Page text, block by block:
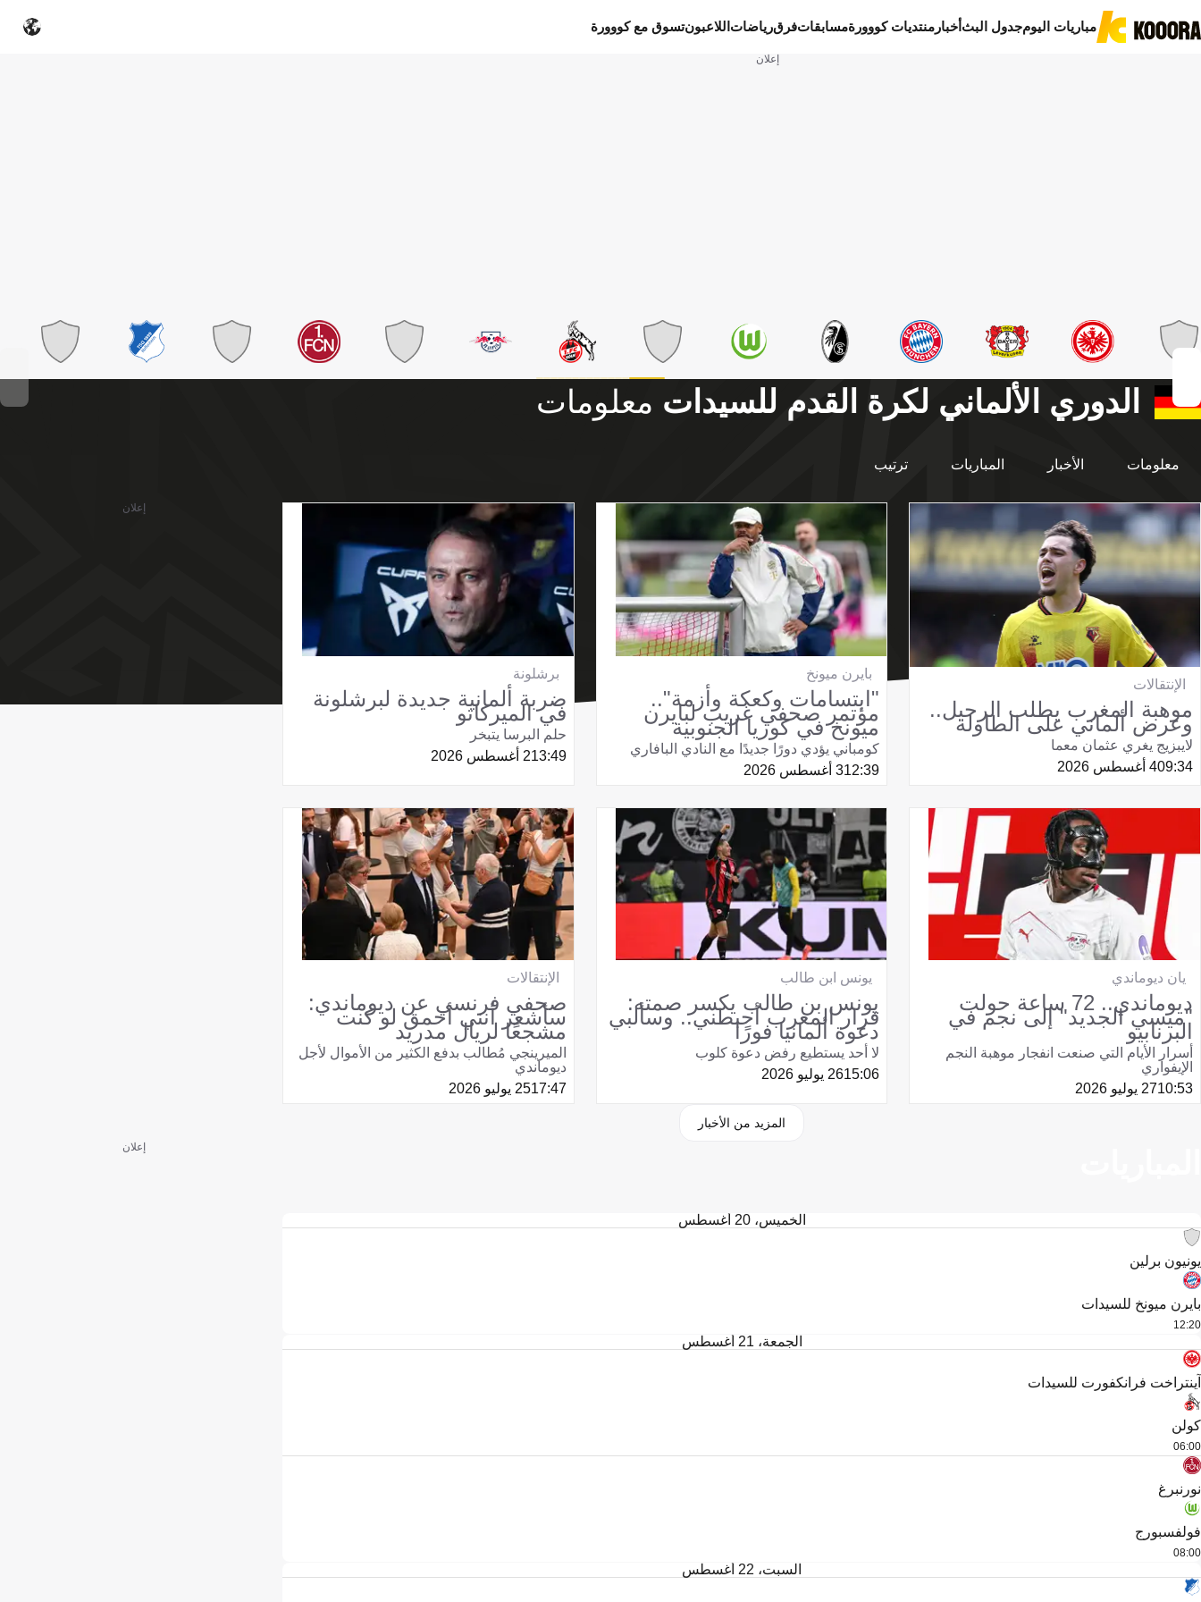
مباريات اليومجدول البثأخبار منتديات كووورةمسابقاتفرقرياضات اللاعبونتسوق مع كووورة
إعلان
الدوري الألماني لكرة القدم للسيدات معلومات
معلومات الأخبار المباريات ترتيب
الإنتقالات
موهبة المغرب يطلب الرحيل..
وعرض ألماني على الطاولة
لايبزيج يغري عثمان معما
09:344 أغسطس 2026
بايرن ميونخ
"ابتسامات وكعكة وأزمة"..
مؤتمر صحفي غريب لبايرن
ميونخ في كوريا الجنوبية
كومباني يؤدي دورًا جديدًا مع النادي البافاري
12:393 أغسطس 2026
برشلونة
ضربة ألمانية جديدة لبرشلونة
في الميركاتو
حلم البرسا يتبخر
13:492 أغسطس 2026
يان ديوماندي
ديوماندي.. 72 ساعة حولت
"ميسي الجديد" إلى نجم في
البرنابيو
أسرار الأيام التي صنعت انفجار موهبة النجم
الإيفواري
10:5327 يوليو 2026
يونس ابن طالب
يونس بن طالب يكسر صمته:
قرار المغرب أحبطني.. وسألبي
دعوة ألمانيا فورًا
لا أحد يستطيع رفض دعوة كلوب
15:0626 يوليو 2026
الإنتقالات
صحفي فرنسي عن ديوماندي:
سأشعر أنني أحمق لو كنت
مشجعًا لريال مدريد
الميرينجي مُطالب بدفع الكثير من الأموال لأجل
ديوماندي
17:4725 يوليو 2026
المزيد من الأخبار
إعلان
الخميس، 20 أغسطس
يونيون برلين
بايرن ميونخ للسيدات
12:20
الجمعة، 21 أغسطس
آينتراخت فرانكفورت للسيدات
كولن
06:00
نورنبرغ
فولفسبورج
08:00
السبت، 22 أغسطس
إعلان